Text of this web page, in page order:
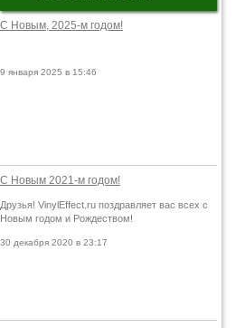
С Новым, 2025-м годом!
9 января 2025 в 15:46
С Новым 2021-м годом!
Друзья! VinylEffect.ru поздравляет вас всех с
Новым годом и Рождеством!
30 декабря 2020 в 23:17